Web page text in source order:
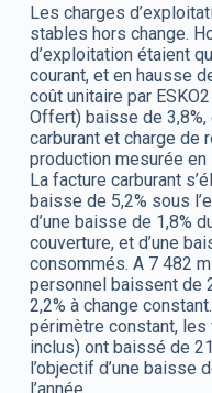
Les charges
stables hors change.
d’exploitation étaient
courant, et en hausse
coût unitaire par
Offert) baisse de 3,8%,
carburant et charge de
production mesurée en
La facture carburant
baisse de 5,2% sous
d’une baisse de 1,8%
couverture, et d’une
consommés. A 7 482
personnel baissent de
2,2% à change
périmètre constant,
inclus) ont baissé de
l’objectif d’une baisse